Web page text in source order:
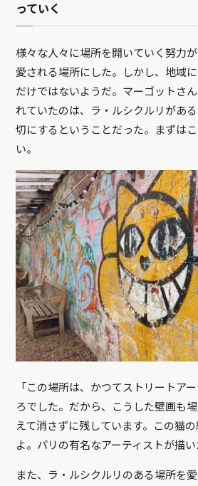
っていく
様々な人々に場所を開いていく努力
愛される場所にした。しかし、地域
だけではないようだ。マーゴットさ
れていたのは、ラ・ルシクルリがあ
切にするということだった。まずは
い。
「この場所は、かつてストリートア
ろでした。だから、こうした壁画も
えて消さずに残しています。この猫
よ。パリの有名なアーティストが描い
また、ラ・ルシクルリのある場所を